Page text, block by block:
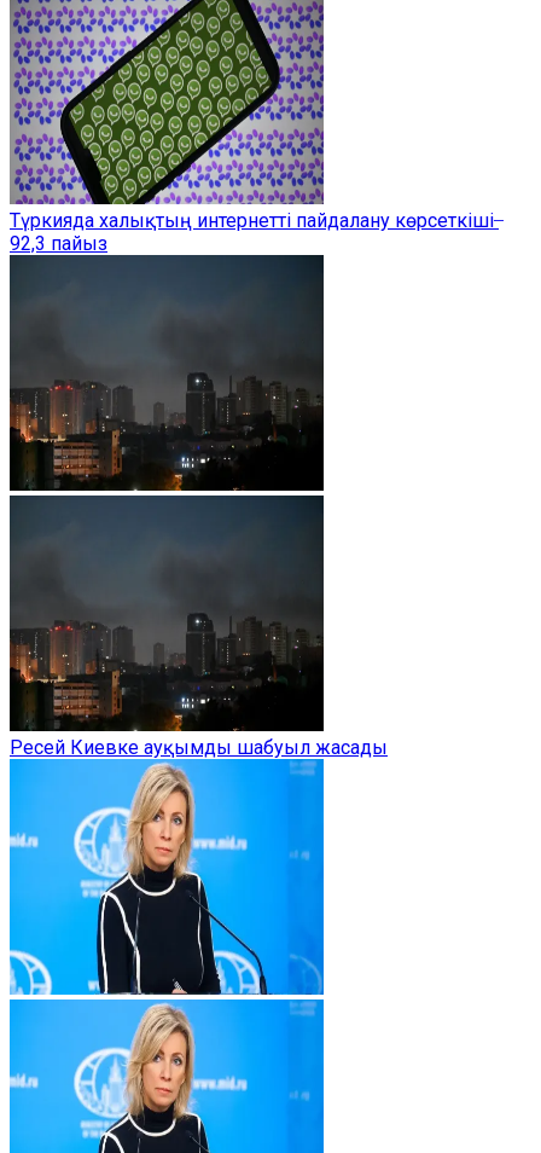
Түркияда халықтың интернетті пайдалану көрсеткіші ̶
92,3 пайыз
Ресей Киевке ауқымды шабуыл жасады